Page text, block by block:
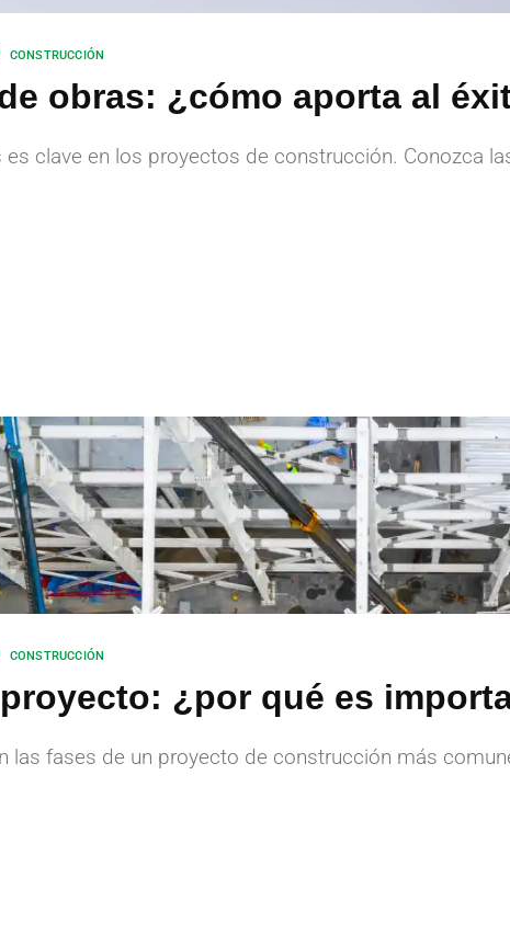
CONSTRUCCIÓN
obras: ¿cómo aporta al
clave en los proyectos de construcción. Conozca
CONSTRUCCIÓN
¿por qué es
las fases de un proyecto de construcción más